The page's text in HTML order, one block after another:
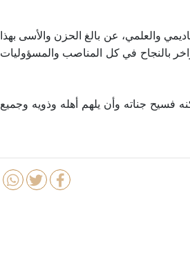
والعلمي، عن بالغ الحزن والأسى بهذا
بالنجاح في كل المناصب والمسؤوليات
فسيح جناته وأن يلهم أهله وذويه وجميع